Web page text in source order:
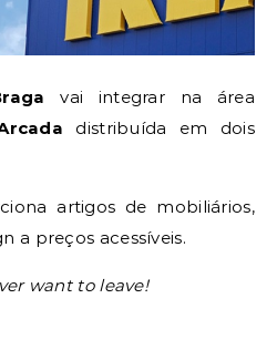
vai integrar na área
distribuída em dois
artigos de mobiliários,
a preços acessíveis.
want to leave!